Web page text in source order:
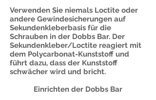
Verwenden Sie niemals Loctite oder
andere Gewindesicherungen auf
Sekundenkleberbasis für die
Schrauben in der Dobbs Bar. Der
Sekundenkleber/Loctite reagiert mit
dem Polycarbonat-Kunststoff und
führt dazu, dass der Kunststoff
schwächer wird und bricht.
Einrichten der Dobbs Bar